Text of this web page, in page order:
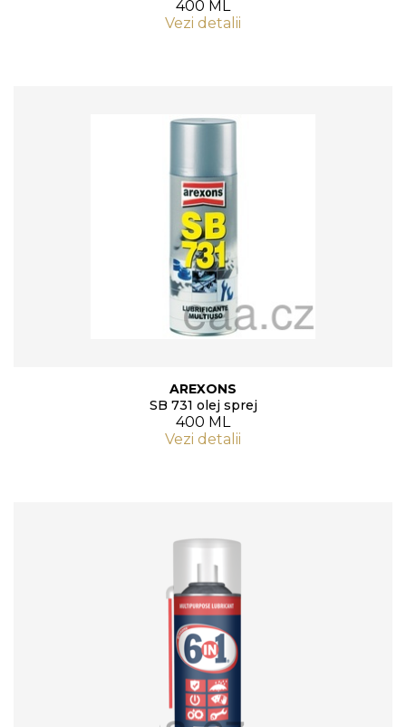
400 ML
Vezi detalii
AREXONS
SB 731 olej sprej
400 ML
Vezi detalii